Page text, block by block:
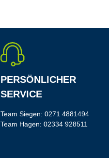
PERSÖNLICHER
SERVICE
Team Siegen: 0271 4881494
Team Hagen: 02334 928511